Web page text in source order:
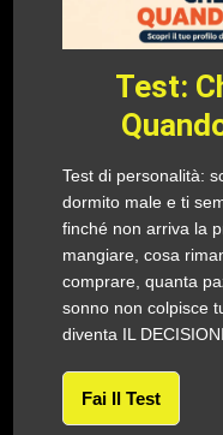
Test:
Test di personalità:
dormito male e ti
finché non arriva la
mangiare, cosa
comprare, quanta
sonno non colpisce
diventa IL
Fai Il Test